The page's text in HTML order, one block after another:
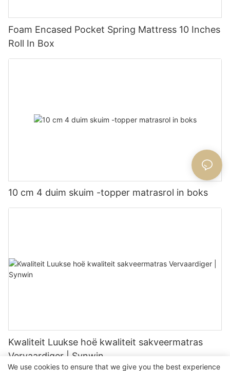
Foam Encased Pocket Spring Mattress 10 Inches
Roll In Box
10 cm 4 duim skuim -topper matrasrol in boks
Kwaliteit Luukse hoë kwaliteit sakveermatras
Vervaardiger | Synwin
We use cookies to ensure that we give you the best experience